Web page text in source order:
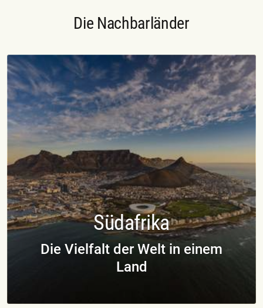
Die Nachbarländer
Südafrika
Die Vielfalt der Welt in einem
Land